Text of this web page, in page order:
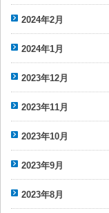
2024年2月
2024年1月
2023年12月
2023年11月
2023年10月
2023年9月
2023年8月